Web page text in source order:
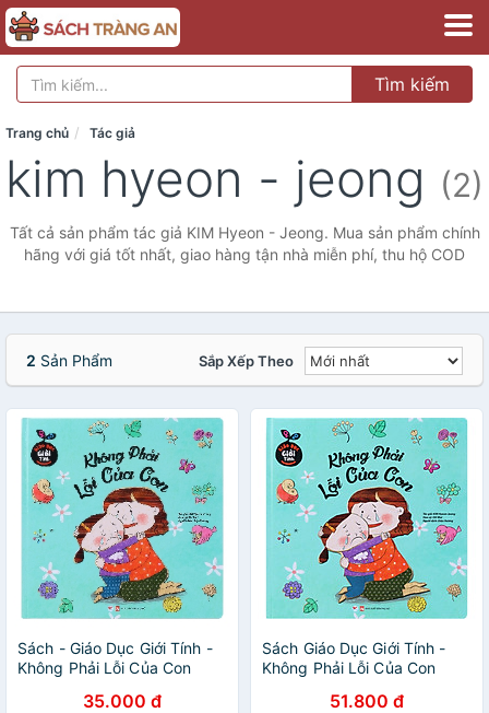
Tìm kiếm
Trang chủ Tác giả
kim hyeon - jeong (2)
Tất cả sản phẩm tác giả KIM Hyeon - Jeong. Mua sản phẩm chính
hãng với giá tốt nhất, giao hàng tận nhà miễn phí, thu hộ COD
2 Sản Phẩm Sắp Xếp Theo
Sách - Giáo Dục Giới Tính -
Không Phải Lỗi Của Con
35.000 đ
Sách Giáo Dục Giới Tính -
Không Phải Lỗi Của Con
51.800 đ